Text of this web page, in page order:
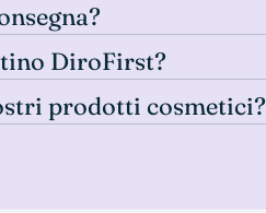
DiroFirst?
prodotti cosmetici?